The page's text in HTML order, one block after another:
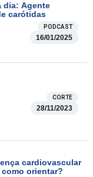
dia: Agente
carótidas
PODCAST
16/01/2025
CORTE
28/11/2023
cardiovascular
orientar?